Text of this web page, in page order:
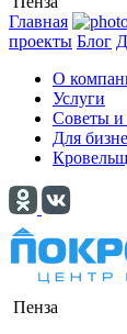
Главная
проекты Блог
О
Услуги
Советы и
Для
Пенза